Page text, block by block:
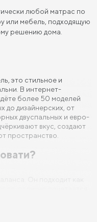
см
см
см (Кинг Сайз)
с ящиками
любой матрас по
или мебель, подходящую
решению дома.
это стильное и
В интернет-
более 50 моделей
до дизайнерских, от
двуспальных и евро-
вкус, создают
пространство.